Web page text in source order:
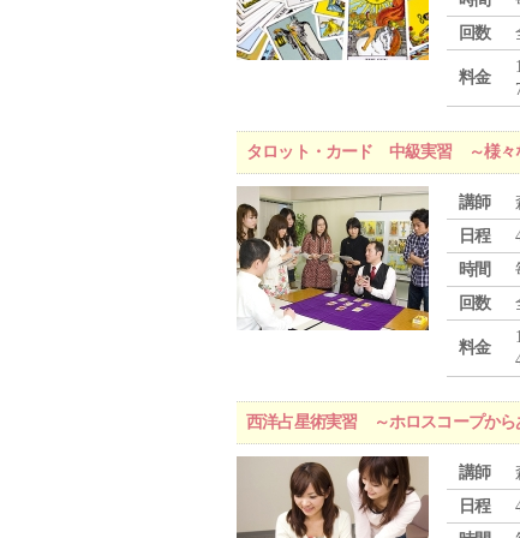
回数
料金
タロット・カード 中級実習 ～様々
講師
日程
時間
回数
料金
西洋占星術実習 ～ホロスコープから
講師
日程